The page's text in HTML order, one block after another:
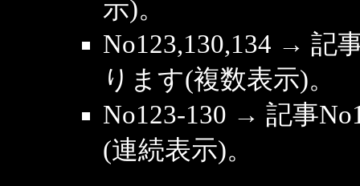
示)。
No123,130,134 → 記
ります(複数表示)。
No123-130 → 記事
(連続表示)。